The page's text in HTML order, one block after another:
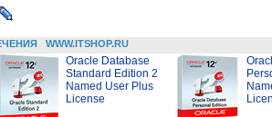
WWW.ITSHOP.RU
Oracle Database
Standard Edition 2
Named User Plus
License